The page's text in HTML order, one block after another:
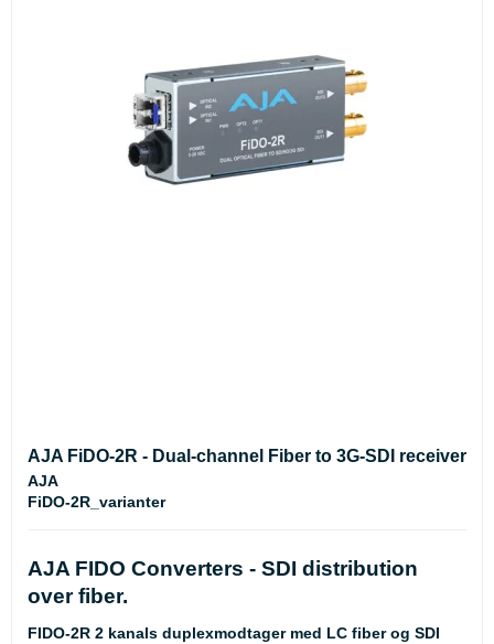
AJA FiDO-2R - Dual-channel Fiber to 3G-SDI receiver
AJA
FiDO-2R_varianter
AJA FIDO Converters - SDI distribution
over fiber.
FIDO-2R 2 kanals duplexmodtager med LC fiber og SDI